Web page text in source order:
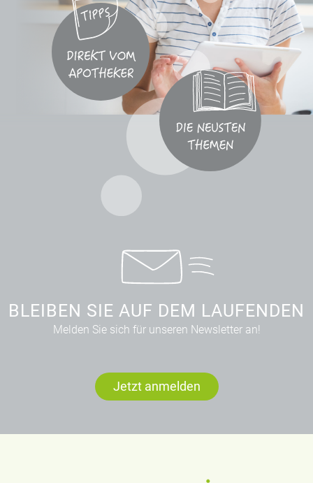
BLEIBEN SIE AUF DEM LAUFENDEN
Melden Sie sich für unseren Newsletter an!
Jetzt anmelden